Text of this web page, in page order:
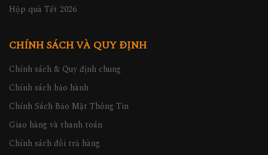
Hộp quà Tết 2026
CHÍNH SÁCH VÀ QUY ĐỊNH
Chính sách & Quy định chung
Chính sách bảo hành
Chính Sách Bảo Mật Thông Tin
Giao hàng và thanh toán
Chính sách đổi trả hàng